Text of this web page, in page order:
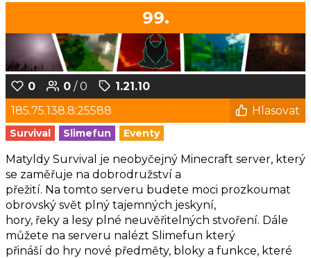
99.
0 0 / 0
1.21.10
185.75.138.8:25588
Hlasovat
Survival Slimefun Eventy
Matyldy Survival je neobyčejný Minecraft server, který
se zaměřuje na dobrodružství a
přežití. Na tomto serveru budete moci prozkoumat
obrovský svět plný tajemných jeskyní,
hory, řeky a lesy plné neuvěřitelných stvoření. Dále
můžete na serveru nalézt Slimefun který
přináší do hry nové předměty, bloky a funkce, které